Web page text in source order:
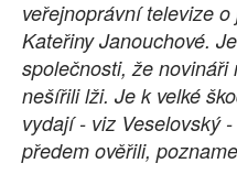
veřejnoprávní televize
Kateřiny Janouchové.
společnosti, že
nešířili lži. Je k velké
vydají - viz Veselovský
předem ověřili,